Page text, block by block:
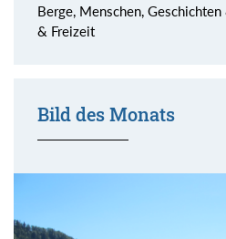
Berge, Menschen,
& Freizeit
Bild des Monats